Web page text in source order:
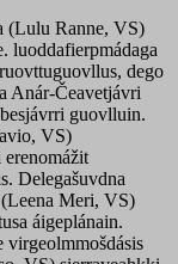
(Lulu Ranne, VS)
luoddafierpmádaga
dego
Anár-Čeavetjávri
guovlluin.
VS)
Delegašuvdna
Meri, VS)
áigeplánain.
virgeolmmošdásis